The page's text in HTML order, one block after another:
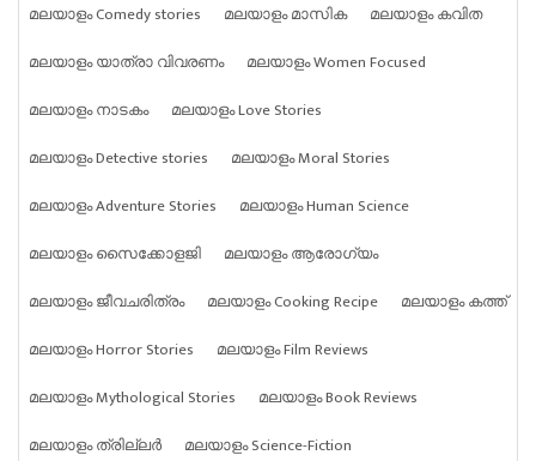
മലയാളം Comedy stories
മലയാളം മാസിക
മലയാളം കവിത
മലയാളം യാത്രാ വിവരണം
മലയാളം Women Focused
മലയാളം നാടകം
മലയാളം Love Stories
മലയാളം Detective stories
മലയാളം Moral Stories
മലയാളം Adventure Stories
മലയാളം Human Science
മലയാളം സൈക്കോളജി
മലയാളം ആരോഗ്യം
മലയാളം ജീവചരിത്രം
മലയാളം Cooking Recipe
മലയാളം കത്ത്
മലയാളം Horror Stories
മലയാളം Film Reviews
മലയാളം Mythological Stories
മലയാളം Book Reviews
മലയാളം ത്രില്ലർ
മലയാളം Science-Fiction